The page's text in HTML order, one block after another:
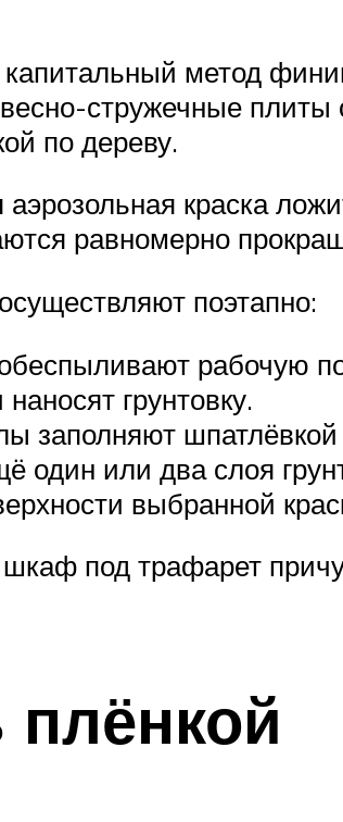
метод
стружечные
по дереву.
краска
равномерно
поэтапно:
рабочую
грунтовку.
заполняют шпатлёвкой
один или два слоя
выбранной
под трафарет